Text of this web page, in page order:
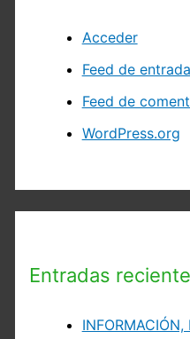
Acceder
Feed de
Feed de
WordPress.org
Entradas
INFORMACIÓN,